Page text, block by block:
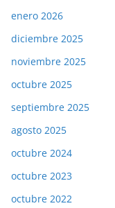
enero 2026
diciembre 2025
noviembre 2025
octubre 2025
septiembre 2025
agosto 2025
octubre 2024
octubre 2023
octubre 2022